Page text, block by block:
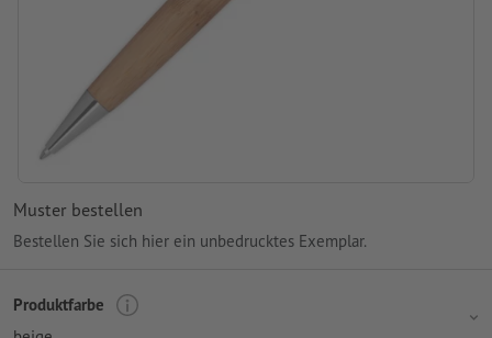
Muster bestellen
Bestellen Sie sich hier ein unbedrucktes Exemplar.
Produktfarbe